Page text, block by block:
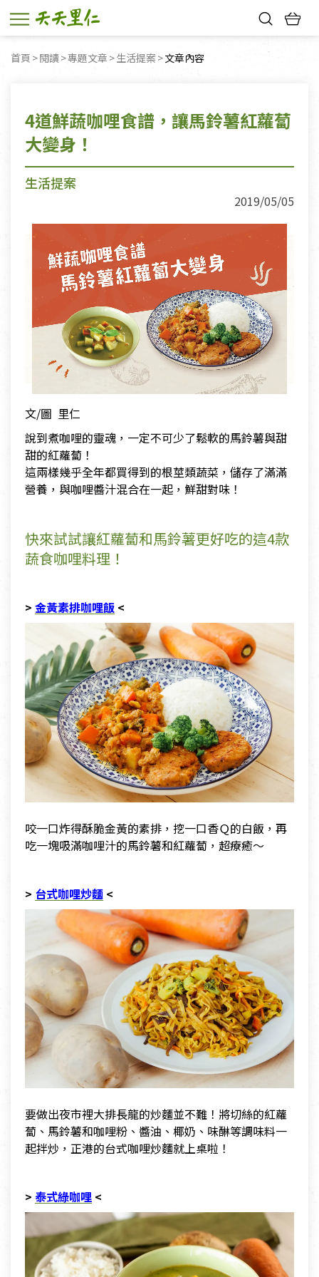
首頁 閱讀 專題文章 生活提案 目前頁面：
文章內容
4道鮮蔬咖哩食譜，讓馬鈴薯紅蘿蔔
大變身！
生活提案
2019/05/05
文/圖 里仁
說到煮咖哩的靈魂，一定不可少了鬆軟的馬鈴薯與甜
甜的紅蘿蔔！
這兩樣幾乎全年都買得到的根莖類蔬菜，儲存了滿滿
營養，與咖哩醬汁混合在一起，鮮甜對味！
快來試試讓紅蘿蔔和馬鈴薯更好吃的這4款
蔬食咖哩料理！
> 金黃素排咖哩飯 <
咬一口炸得酥脆金黃的素排，挖一口香Ｑ的白飯，再
吃一塊吸滿咖哩汁的馬鈴薯和紅蘿蔔，超療癒～
> 台式咖哩炒麵 <
要做出夜市裡大排長龍的炒麵並不難！將切絲的紅蘿
蔔、馬鈴薯和咖哩粉、醬油、椰奶、味醂等調味料一
起拌炒，正港的台式咖哩炒麵就上桌啦！
> 泰式綠咖哩 <